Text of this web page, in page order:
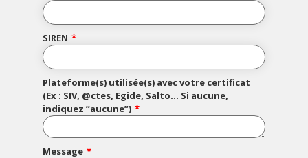
SIREN
Plateforme(s) utilisée(s) avec votre certificat
(Ex : SIV, @ctes, Egide, Salto… Si aucune,
indiquez “aucune”)
Message